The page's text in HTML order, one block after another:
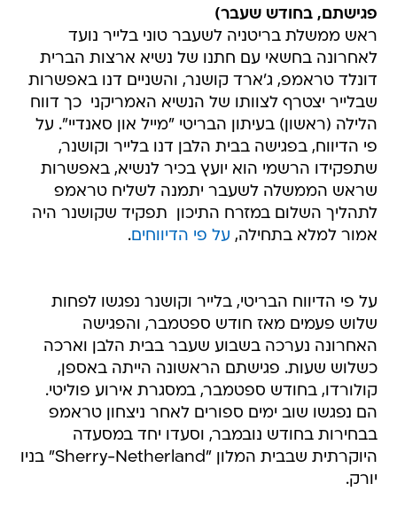
פגישתם, בחודש שעבר)
ראש ממשלת בריטניה לשעבר טוני בלייר נועד
לאחרונה בחשאי עם חתנו של נשיא ארצות הברית
דונלד טראמפ, ג'ארד קושנר, והשניים דנו באפשרות
שבלייר יצטרף לצוותו של הנשיא האמריקני  כך דווח
הלילה (ראשון) בעיתון הבריטי "מייל און סאנדיי". על
פי הדיווח, בפגישה בבית הלבן דנו בלייר וקושנר,
שתפקידו הרשמי הוא יועץ בכיר לנשיא, באפשרות
שראש הממשלה לשעבר יתמנה לשליח טראמפ
לתהליך השלום במזרח התיכון  תפקיד שקושנר היה
אמור למלא בתחילה, על פי הדיווחים.
על פי הדיווח הבריטי, בלייר וקושנר נפגשו לפחות
שלוש פעמים מאז חודש ספטמבר, והפגישה
האחרונה נערכה בשבוע שעבר בבית הלבן וארכה
כשלוש שעות. פגישתם הראשונה הייתה באספן,
קולורדו, בחודש ספטמבר, במסגרת אירוע פוליטי.
הם נפגשו שוב ימים ספורים לאחר ניצחון טראמפ
בבחירות בחודש נובמבר, וסעדו יחד במסעדה
היוקרתית שבבית המלון "Sherry-Netherland" בניו
יורק.